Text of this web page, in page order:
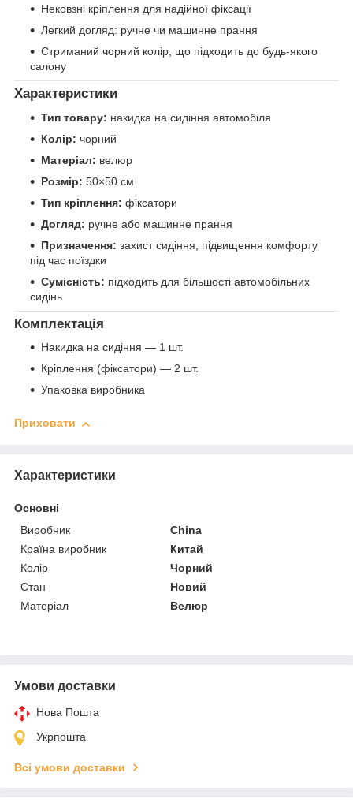
Нековзні кріплення для надійної фіксації
Легкий догляд: ручне чи машинне прання
Стриманий чорний колір, що підходить до будь-якого
салону
Характеристики
Тип товару: накидка на сидіння автомобіля
Колір: чорний
Матеріал: велюр
Розмір: 50×50 см
Тип кріплення: фіксатори
Догляд: ручне або машинне прання
Призначення: захист сидіння, підвищення комфорту
під час поїздки
Сумісність: підходить для більшості автомобільних
сидінь
Комплектація
Накидка на сидіння — 1 шт.
Кріплення (фіксатори) — 2 шт.
Упаковка виробника
Приховати
Характеристики
Основні
Виробник
China
Країна виробник
Китай
Колір
Чорний
Стан
Новий
Матеріал
Велюр
Умови доставки
Нова Пошта
Укрпошта
Всі умови доставки